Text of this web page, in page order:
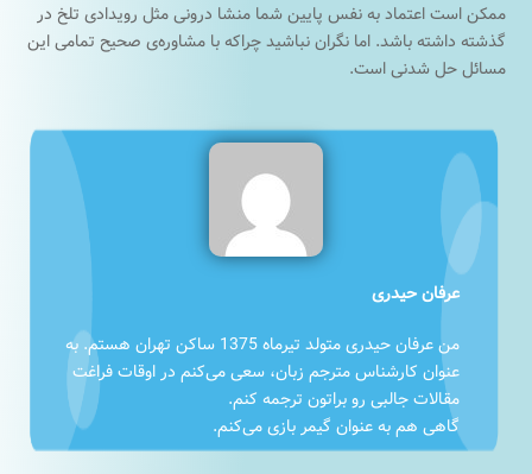
ممکن است اعتماد به نفس پایین شما منشا درونی مثل رویدادی تلخ در
گذشته داشته باشد. اما نگران نباشید چراکه با مشاوره‌ی صحیح تمامی این
مسائل حل شدنی است.
عرفان حیدری
من عرفان حیدری متولد تیرماه 1375 ساکن تهران هستم. به
عنوان کارشناس مترجم زبان، سعی می‌کنم در اوقات فراغت
مقالات جالبی رو براتون ترجمه کنم.
گاهی هم به عنوان گیمر بازی می‌کنم.